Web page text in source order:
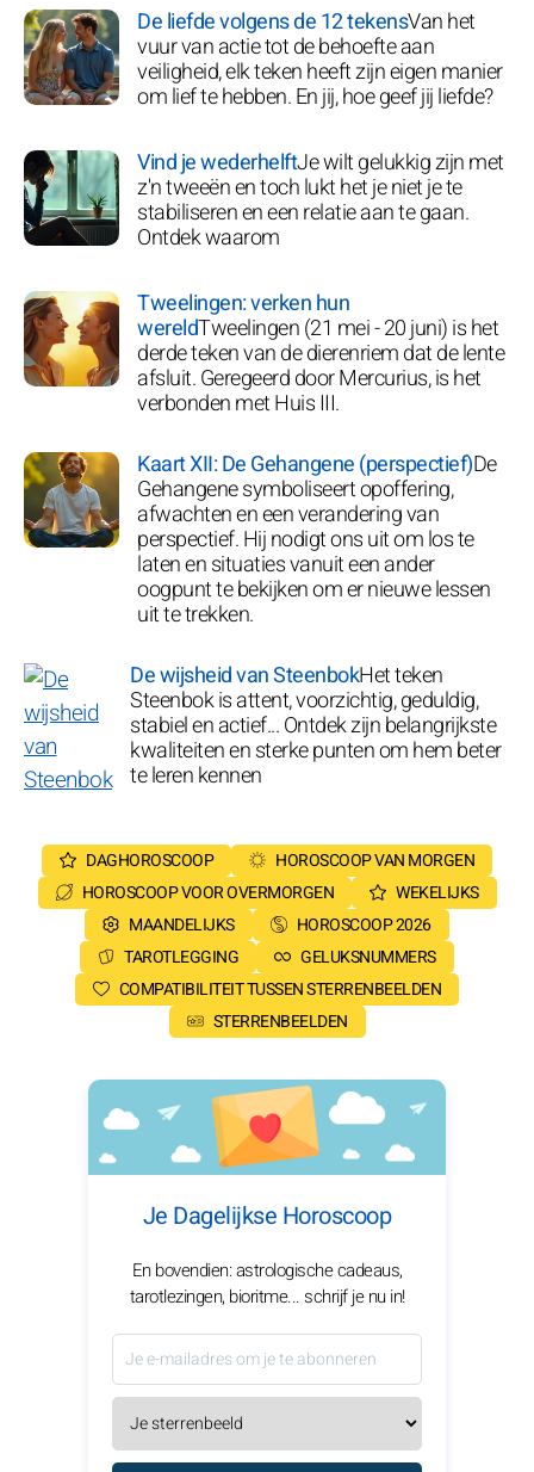
De liefde volgens de 12 tekensVan het
vuur van actie tot de behoefte aan
veiligheid, elk teken heeft zijn eigen manier
om lief te hebben. En jij, hoe geef jij liefde?
Vind je wederhelftJe wilt gelukkig zijn met
z'n tweeën en toch lukt het je niet je te
stabiliseren en een relatie aan te gaan.
Ontdek waarom
Tweelingen: verken hun
wereldTweelingen (21 mei - 20 juni) is het
derde teken van de dierenriem dat de lente
afsluit. Geregeerd door Mercurius, is het
verbonden met Huis III.
Kaart XII: De Gehangene (perspectief)De
Gehangene symboliseert opoffering,
afwachten en een verandering van
perspectief. Hij nodigt ons uit om los te
laten en situaties vanuit een ander
oogpunt te bekijken om er nieuwe lessen
uit te trekken.
De wijsheid van SteenbokHet teken
Steenbok is attent, voorzichtig, geduldig,
stabiel en actief... Ontdek zijn belangrijkste
kwaliteiten en sterke punten om hem beter
te leren kennen
DAGHOROSCOOP
HOROSCOOP VAN MORGEN
HOROSCOOP VOOR OVERMORGEN
WEKELIJKS
MAANDELIJKS
HOROSCOOP 2026
TAROTLEGGING
GELUKSNUMMERS
COMPATIBILITEIT TUSSEN STERRENBEELDEN
STERRENBEELDEN
Je Dagelijkse Horoscoop
En bovendien: astrologische cadeaus,
tarotlezingen, bioritme... schrijf je nu in!